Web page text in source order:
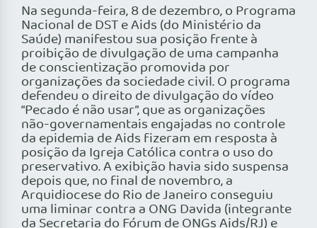
Na segunda-feira, 8 de dezembro, o Programa
Nacional de DST e Aids (do Ministério da
Saúde) manifestou sua posição frente à
proibição de divulgação de uma campanha
de conscientização promovida por
organizações da sociedade civil. O programa
defendeu o direito de divulgação do vídeo
“Pecado é não usar”, que as organizações
não-governamentais engajadas no controle
da epidemia de Aids fizeram em resposta à
posição da Igreja Católica contra o uso do
preservativo. A exibição havia sido suspensa
depois que, no final de novembro, a
Arquidiocese do Rio de Janeiro conseguiu
uma liminar contra a ONG Davida (integrante